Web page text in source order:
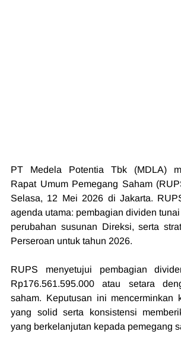
PT Medela Potentia Tbk (MDLA)
Rapat Umum Pemegang Saham
Selasa, 12 Mei 2026 di Jakarta.
agenda utama: pembagian dividen
perubahan susunan Direksi, serta
Perseroan untuk tahun 2026.
RUPS menyetujui pembagian
Rp176.561.595.000 atau setara
saham. Keputusan ini mencerminkan
yang solid serta konsistensi
yang berkelanjutan kepada pemegang